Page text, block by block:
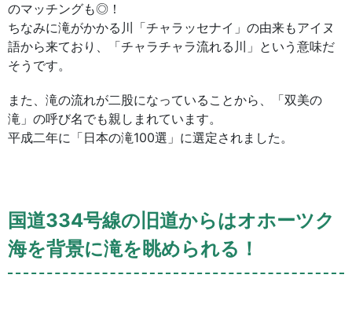
のマッチングも◎！
ちなみに滝がかかる川「チャラッセナイ」の由来もアイヌ
語から来ており、「チャラチャラ流れる川」という意味だ
そうです。
また、滝の流れが二股になっていることから、「双美の
滝」の呼び名でも親しまれています。
平成二年に「日本の滝100選」に選定されました。
国道334号線の旧道からはオホーツク
海を背景に滝を眺められる！